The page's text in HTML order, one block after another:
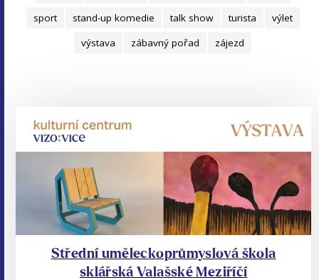
sport
stand-up komedie talk show turista
výlet
výstava
zábavný pořad zájezd
Střední uměleckoprůmyslová škola
sklářská Valašské Meziříčí